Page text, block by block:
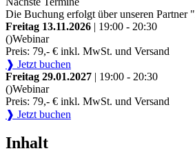
Die Buchung erfolgt über unseren Partner
Freitag 13.11.2026 | 19:00 - 20:30
()Webinar
Preis: 79,- € inkl. MwSt. und Versand
❱ Jetzt buchen
Freitag 29.01.2027 | 19:00 - 20:30
()Webinar
Preis: 79,- € inkl. MwSt. und Versand
❱ Jetzt buchen
Inhalt